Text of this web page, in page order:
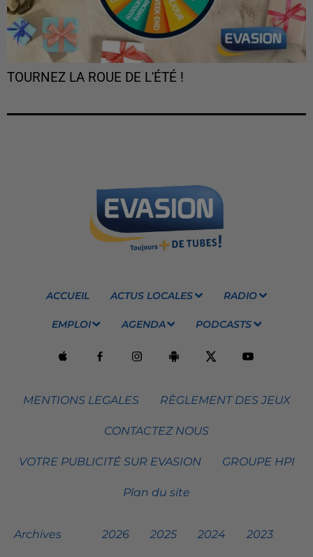
TOURNEZ LA ROUE DE L'ÉTÉ !
ACCUEIL ACTUS LOCALES RADIO
EMPLOI AGENDA PODCASTS
MENTIONS LEGALES RÈGLEMENT DES JEUX
CONTACTEZ NOUS
VOTRE PUBLICITÉ SUR EVASION GROUPE HPI
Plan du site
Archives 2026 2025 2024 2023